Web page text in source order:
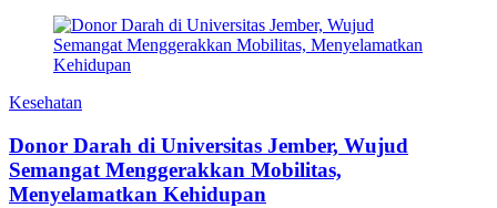
Kesehatan
Donor Darah di Universitas Jember, Wujud
Semangat Menggerakkan Mobilitas,
Menyelamatkan Kehidupan